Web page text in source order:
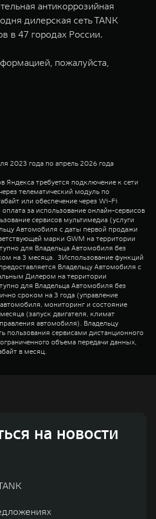
антикоррозийная
дилерская сеть TANK
в 47 городах России.
пожалуйста,
2023 года по апрель 2026 года
Яндекса требуется подключение к сети
телематический модуль по
или обеспечение через Wi-Fi
за использование онлайн-сервисов
сервисов мультимедиа (услуги
Автомобиля с даты первой продажи
марки GWM на территории
для Владельца Автомобиля без
на 3 месяца. 3Использование функций
Владельцу Автомобиля с
Дилером на территории
для Владельца Автомобиля без
сроком на 3 года (управление
мониторинг и состояние
(запуск двигателя, климат
автомобиля). Владельцу
пользования сервисами дистанционного
объема передачи данных,
в месяц.
на новости